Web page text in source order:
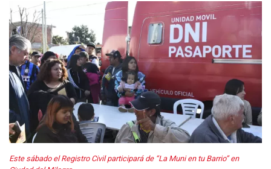
Este sábado el Registro Civil participará de “La Muni en tu Barrio” en